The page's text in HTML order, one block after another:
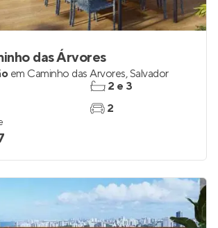
das Árvores
em Caminho das Árvores,Salvador
2 e 3
2